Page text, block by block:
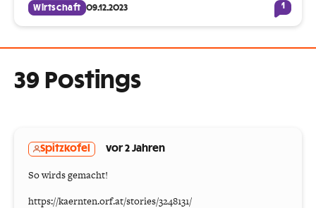
Wirtschaft 09.12.2023 1
39 Postings
Spitzkofel vor 2 Jahren
So wirds gemacht!
https://kaernten.orf.at/stories/3248131/